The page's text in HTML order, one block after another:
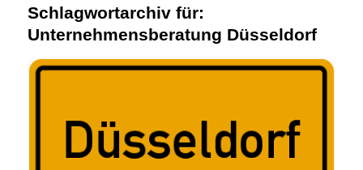
Schlagwortarchiv für:
Unternehmensberatung Düsseldorf